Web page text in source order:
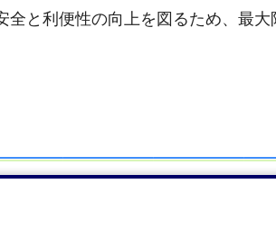
と利便性の向上を図るため、最
項（PDF：545KB）